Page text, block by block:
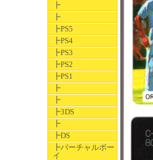
┣
┣
┣PS5
┣PS4
┣PS3
┣PS2
┣PS1
┣
┣
┣3DS
┣
┣DS
┣バーチャルボー
イ